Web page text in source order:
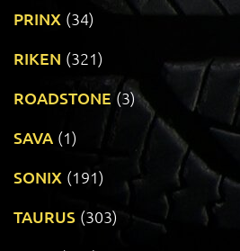
PRINX (34)
RIKEN (321)
ROADSTONE (3)
SAVA (1)
SONIX (191)
TAURUS (303)